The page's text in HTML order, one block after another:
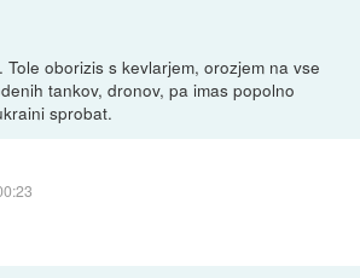
Tole oborizis s kevlarjem, orozjem na vse
tankov, dronov, pa imas popolno
sprobat.